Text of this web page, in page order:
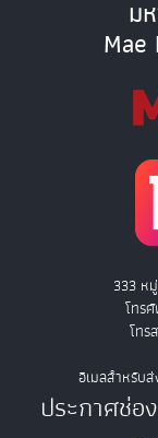
ม
333 ห
โทร
โทร
อีเมลสำหรับ
ประกาศช่อ